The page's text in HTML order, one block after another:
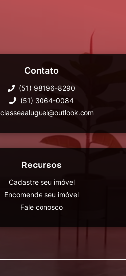
Contato
(51) 98196-8290
(51) 3064-0084
classeaaluguel@outlook.com
Recursos
Cadastre seu imóvel
Encomende seu imóvel
Fale conosco